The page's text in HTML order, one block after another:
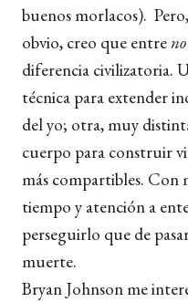
buenos morlacos).
obvio, creo que entre
diferencia civilizatoria.
técnica para extender
del yo; otra, muy
cuerpo para construir
más compartibles. Con
tiempo y atención a
perseguirlo que de
muerte.
Bryan Johnson me